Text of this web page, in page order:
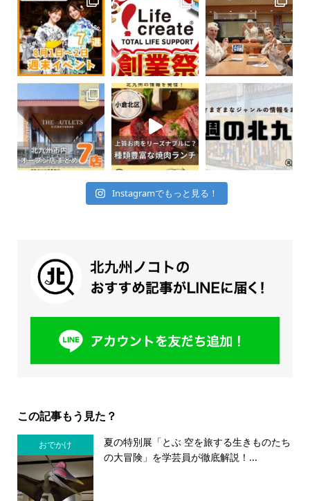
Instagramでもっと見る！
この記事もう見た？
おでかけ
夏の特別展「とぶ 空を旅する生きものたち
の大冒険」を学芸員が徹底解説！...